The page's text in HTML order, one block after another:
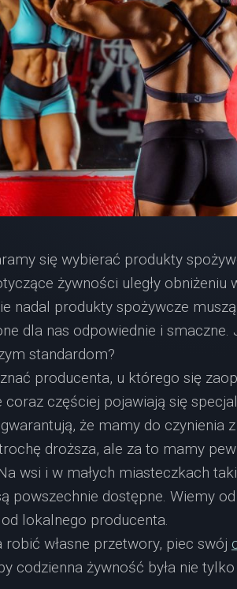
się wybierać produkty
żywności uległy obniżeniu
nadal produkty spożywcze
dla nas odpowiednie i
standardom?
producenta, u którego się
częściej pojawiają się
że mamy do czynienia
droższa, ale za to mamy
wsi i w małych miasteczkach
powszechnie dostępne. Wiemy
lokalnego producenta.
własne przetwory, piec swój
codzienna żywność była nie